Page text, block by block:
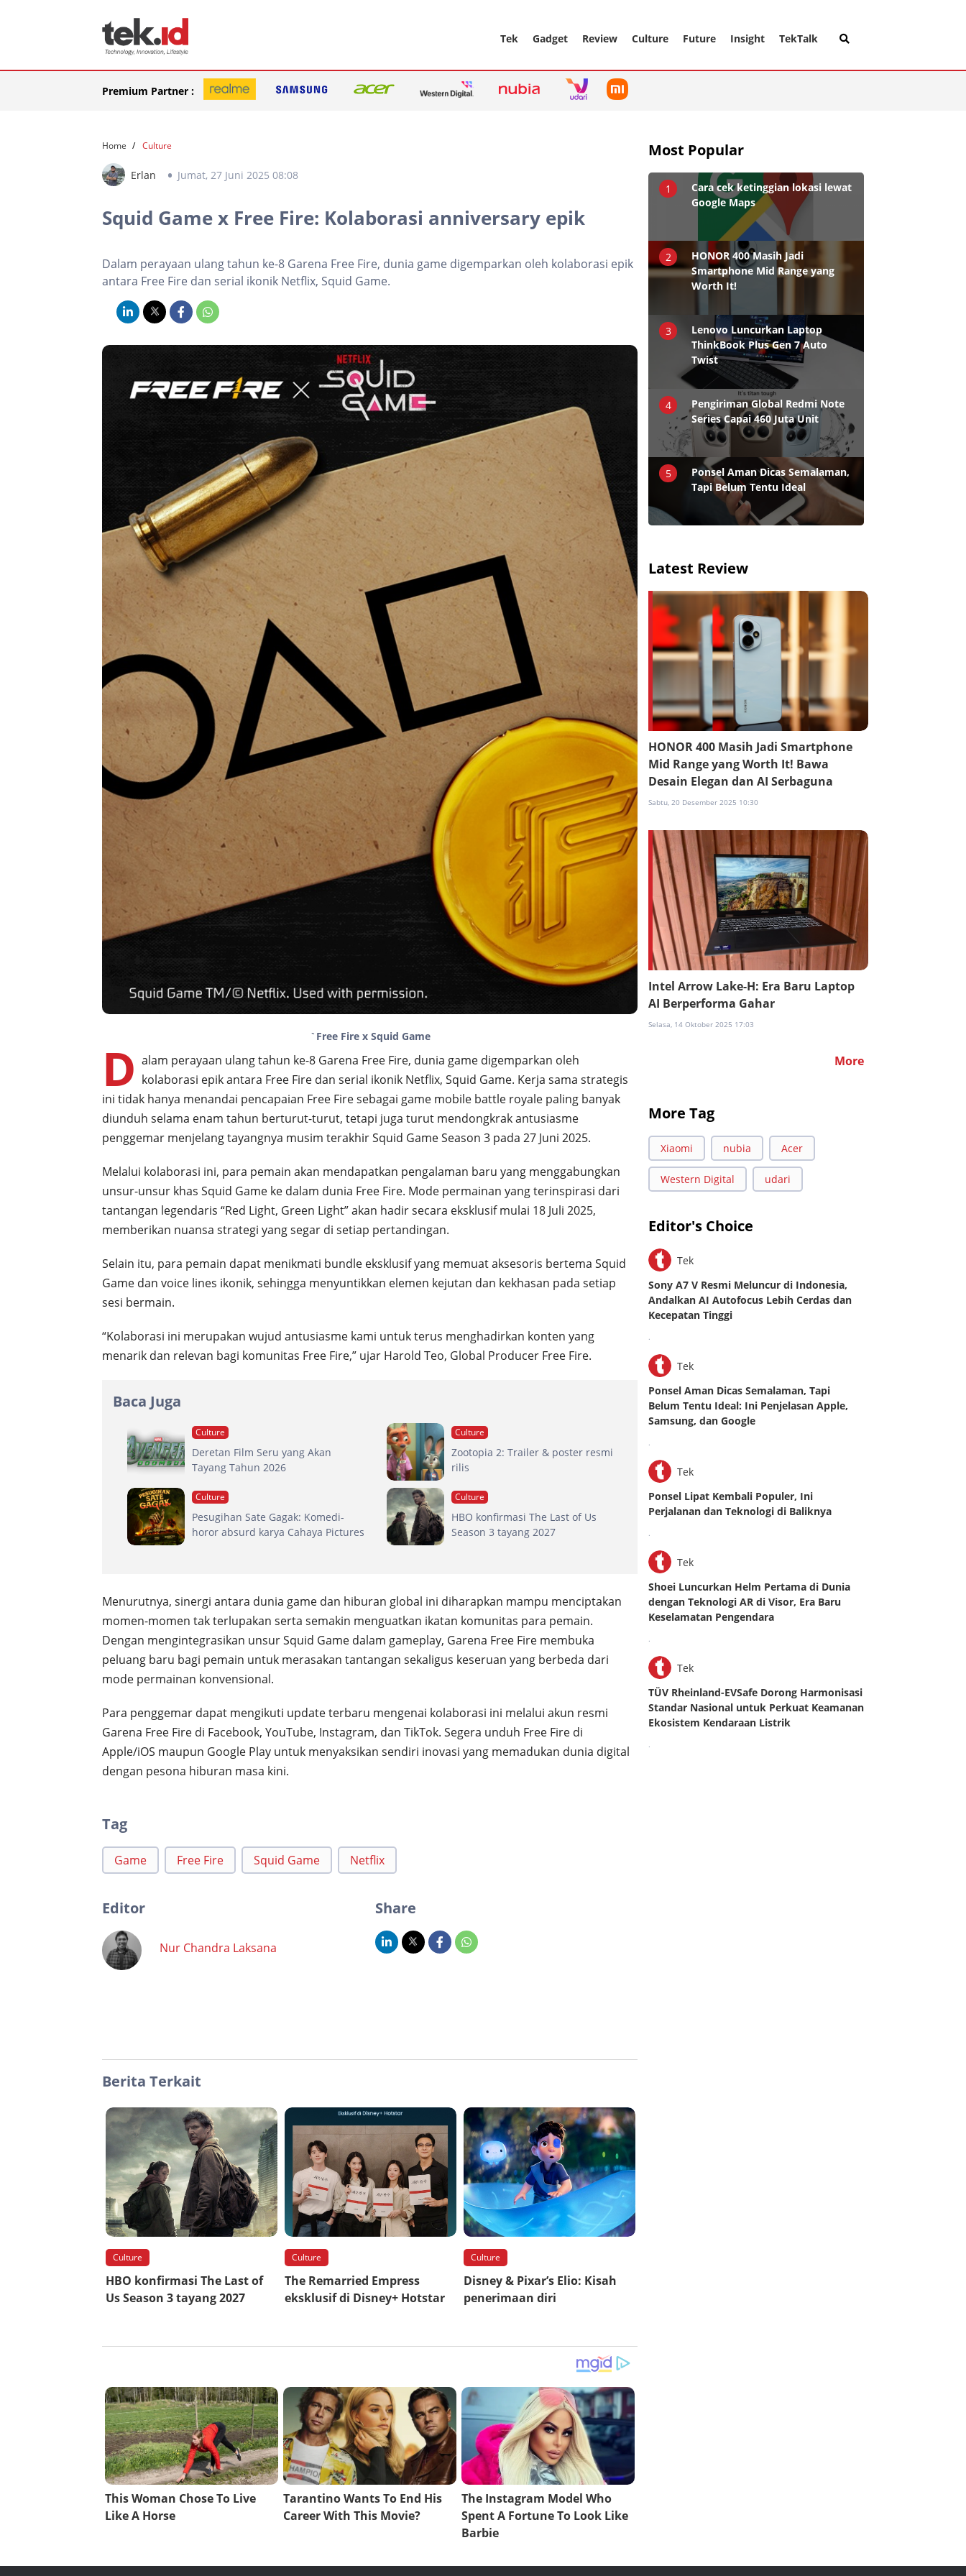
Tek Gadget Review Culture Future Insight TekTalk
Premium Partner :
Home Culture
Erlan Jumat, 27 Juni 2025 08:08
Squid Game x Free Fire: Kolaborasi anniversary epik
Dalam perayaan ulang tahun ke-8 Garena Free Fire, dunia game digemparkan oleh kolaborasi epik
antara Free Fire dan serial ikonik Netflix, Squid Game.
`Free Fire x Squid Game
D alam perayaan ulang tahun ke-8 Garena Free Fire, dunia game digemparkan oleh
kolaborasi epik antara Free Fire dan serial ikonik Netflix, Squid Game. Kerja sama strategis
ini tidak hanya menandai pencapaian Free Fire sebagai game mobile battle royale paling banyak
diunduh selama enam tahun berturut-turut, tetapi juga turut mendongkrak antusiasme
penggemar menjelang tayangnya musim terakhir Squid Game Season 3 pada 27 Juni 2025.
Melalui kolaborasi ini, para pemain akan mendapatkan pengalaman baru yang menggabungkan
unsur-unsur khas Squid Game ke dalam dunia Free Fire. Mode permainan yang terinspirasi dari
tantangan legendaris “Red Light, Green Light” akan hadir secara eksklusif mulai 18 Juli 2025,
memberikan nuansa strategi yang segar di setiap pertandingan.
Selain itu, para pemain dapat menikmati bundle eksklusif yang memuat aksesoris bertema Squid
Game dan voice lines ikonik, sehingga menyuntikkan elemen kejutan dan kekhasan pada setiap
sesi bermain.
“Kolaborasi ini merupakan wujud antusiasme kami untuk terus menghadirkan konten yang
menarik dan relevan bagi komunitas Free Fire,” ujar Harold Teo, Global Producer Free Fire.
Baca Juga
Culture
Deretan Film Seru yang Akan
Tayang Tahun 2026
Culture
Zootopia 2: Trailer & poster resmi
rilis
Culture
Pesugihan Sate Gagak: Komedi-
horor absurd karya Cahaya Pictures
Culture
HBO konfirmasi The Last of Us
Season 3 tayang 2027
Menurutnya, sinergi antara dunia game dan hiburan global ini diharapkan mampu menciptakan
momen-momen tak terlupakan serta semakin menguatkan ikatan komunitas para pemain.
Dengan mengintegrasikan unsur Squid Game dalam gameplay, Garena Free Fire membuka
peluang baru bagi pemain untuk merasakan tantangan sekaligus keseruan yang berbeda dari
mode permainan konvensional.
Para penggemar dapat mengikuti update terbaru mengenai kolaborasi ini melalui akun resmi
Garena Free Fire di Facebook, YouTube, Instagram, dan TikTok. Segera unduh Free Fire di
Apple/iOS maupun Google Play untuk menyaksikan sendiri inovasi yang memadukan dunia digital
dengan pesona hiburan masa kini.
Tag
Game Free Fire Squid Game Netflix
Editor
Nur Chandra Laksana
Share
Berita Terkait
Culture
HBO konfirmasi The Last of
Us Season 3 tayang 2027
Culture
The Remarried Empress
eksklusif di Disney+ Hotstar
Culture
Disney & Pixar’s Elio: Kisah
penerimaan diri
Most Popular
1
Cara cek ketinggian lokasi lewat
Google Maps
2
HONOR 400 Masih Jadi
Smartphone Mid Range yang
Worth It!
3
Lenovo Luncurkan Laptop
ThinkBook Plus Gen 7 Auto
Twist
4
Pengiriman Global Redmi Note
Series Capai 460 Juta Unit
5
Ponsel Aman Dicas Semalaman,
Tapi Belum Tentu Ideal
Latest Review
HONOR 400 Masih Jadi Smartphone
Mid Range yang Worth It! Bawa
Desain Elegan dan AI Serbaguna
Sabtu, 20 Desember 2025 10:30
Intel Arrow Lake-H: Era Baru Laptop
AI Berperforma Gahar
Selasa, 14 Oktober 2025 17:03
More
More Tag
Xiaomi nubia Acer
Western Digital udari
Editor's Choice
Tek
Sony A7 V Resmi Meluncur di Indonesia,
Andalkan AI Autofocus Lebih Cerdas dan
Kecepatan Tinggi
.
Tek
Ponsel Aman Dicas Semalaman, Tapi
Belum Tentu Ideal: Ini Penjelasan Apple,
Samsung, dan Google
.
Tek
Ponsel Lipat Kembali Populer, Ini
Perjalanan dan Teknologi di Baliknya
.
Tek
Shoei Luncurkan Helm Pertama di Dunia
dengan Teknologi AR di Visor, Era Baru
Keselamatan Pengendara
.
Tek
TÜV Rheinland-EVSafe Dorong Harmonisasi
Standar Nasional untuk Perkuat Keamanan
Ekosistem Kendaraan Listrik
.